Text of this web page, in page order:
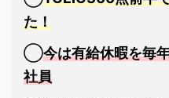
た！
◯今は有給休暇を毎
社員